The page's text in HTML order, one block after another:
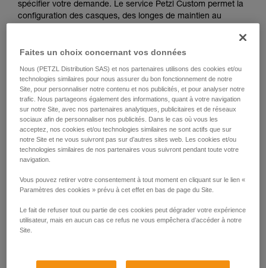
spécifier votre demande. Le service Petzl Custom permet la
configuration des casques, des longes de maintien au
cordes semi-statiques, statiques et cordelettes techniques.
Casques VERTEX et STRATO
Le service Petzl Custom permet :
• la personnalisation du casque avec logo et
stickers réfléchissants,
• le prémontage des visières et accessoires
livraison d’une solution entièrement prête à
l’emploi, dans une housse de transport
Solution disponible à partir d’une commande
d’un minimum de 20 casques.
Faites un choix concernant vos données
Nous (PETZL Distribution SAS) et nos partenaires utilisons des cookies et/ou
technologies similaires pour nous assurer du bon fonctionnement de notre
Site, pour personnaliser notre contenu et nos publicités, et pour analyser notre
trafic. Nous partageons également des informations, quant à votre navigation
sur notre Site, avec nos partenaires analytiques, publicitaires et de réseaux
sociaux afin de personnaliser nos publicités. Dans le cas où vous les
acceptez, nos cookies et/ou technologies similaires ne sont actifs que sur
notre Site et ne vous suivront pas sur d’autres sites web. Les cookies et/ou
technologies similaires de nos partenaires vous suivront pendant toute votre
navigation.
Vous pouvez retirer votre consentement à tout moment en cliquant sur le lien «
Paramètres des cookies » prévu à cet effet en bas de page du Site.
Le fait de refuser tout ou partie de ces cookies peut dégrader votre expérience
utilisateur, mais en aucun cas ce refus ne vous empêchera d’accéder à notre
Site.